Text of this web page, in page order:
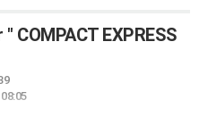
COMPACT EXPRESS